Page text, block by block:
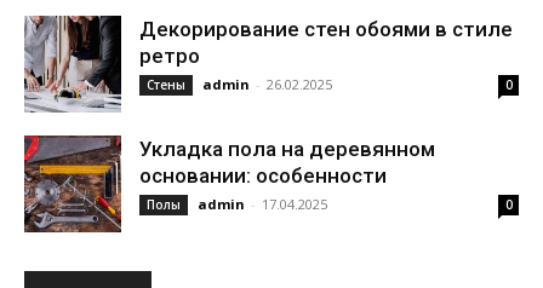
Декорирование стен обоями в стиле
ретро
Стены admin - 26.02.2025 0
Укладка пола на деревянном
основании: особенности
Полы admin - 17.04.2025 0